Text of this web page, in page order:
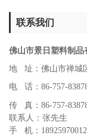
联系我们
佛山市景日塑料制品
地 址：佛山市禅城
电 话：86-757-
传 真：86-757-
联系人：张先生
手 机：18925970012